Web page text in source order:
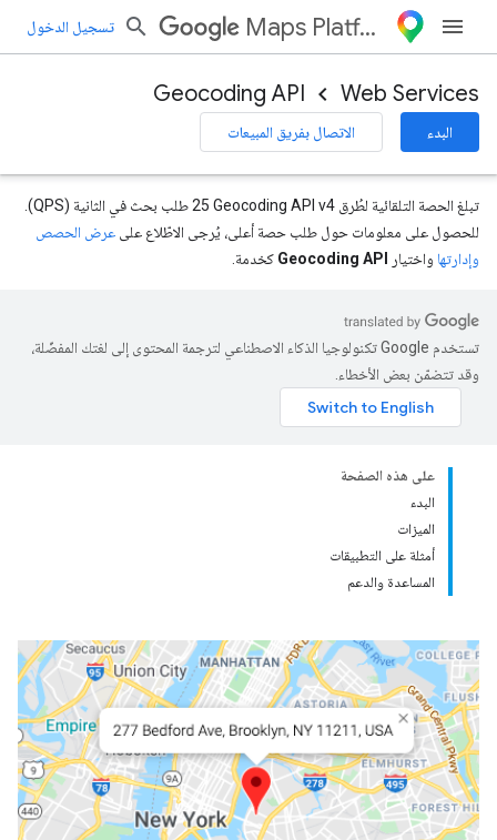
Maps Platform تسجيل الدخول
Web Services
Geocoding API
البدء الاتصال بفريق المبيعات
تبلغ الحصة التلقائية لطُرق Geocoding API v4‏ 25 طلب بحث في الثانية (QPS).
للحصول على معلومات حول طلب حصة أعلى، يُرجى الاطّلاع على عرض الحصص
وإدارتها واختيار Geocoding API كخدمة.
تستخدم Google تكنولوجيا الذكاء الاصطناعي لترجمة المحتوى إلى لغتك المفضّلة،
وقد تتضمّن بعض الأخطاء.
على هذه الصفحة
البدء
الميزات
أمثلة على التطبيقات
المساعدة والدعم